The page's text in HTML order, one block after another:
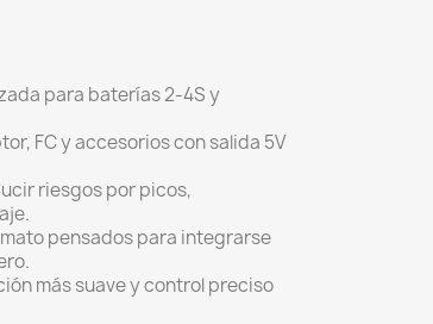
para baterías 2-4S y
FC y accesorios con salida 5V
riesgos por picos,
pensados para integrarse
más suave y control preciso